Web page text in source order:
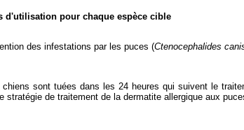
d'utilisation pour chaque espèce cible
des infestations par les puces (Ctenocephalides
chiens sont tuées dans les 24 heures qui suivent le
stratégie de traitement de la dermatite allergique aux